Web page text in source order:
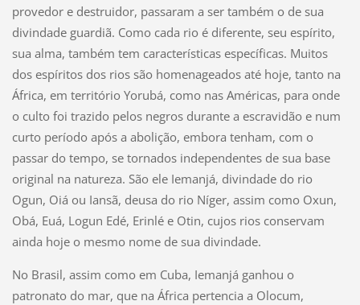
provedor e destruidor, passaram a ser também o de sua
divindade guardiã. Como cada rio é diferente, seu espírito,
sua alma, também tem características específicas. Muitos
dos espíritos dos rios são homenageados até hoje, tanto na
África, em território Yorubá, como nas Américas, para onde
o culto foi trazido pelos negros durante a escravidão e num
curto período após a abolição, embora tenham, com o
passar do tempo, se tornados independentes de sua base
original na natureza. São ele Iemanjá, divindade do rio
Ogun, Oiá ou Iansã, deusa do rio Níger, assim como Oxun,
Obá, Euá, Logun Edé, Erinlé e Otin, cujos rios conservam
ainda hoje o mesmo nome de sua divindade.
No Brasil, assim como em Cuba, Iemanjá ganhou o
patronato do mar, que na África pertencia a Olocum,